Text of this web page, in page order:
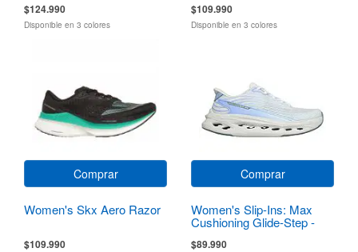
$124.990
Disponible en 3 colores
$109.990
Disponible en 3 colores
Comprar
Women's Skx Aero Razor
$109.990
Comprar
Women's Slip-Ins: Max
Cushioning Glide-Step -
$89.990